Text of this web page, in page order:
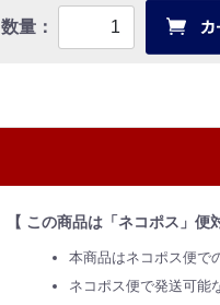
数量：
【 この商品は「ネコポス」便
本商品はネコポス便で
ネコポス便で発送可能